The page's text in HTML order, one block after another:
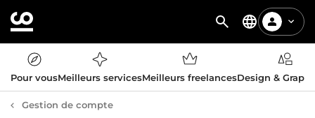
Pour vousMeilleurs servicesMeilleurs freelancesDesign &
Gestion de compte